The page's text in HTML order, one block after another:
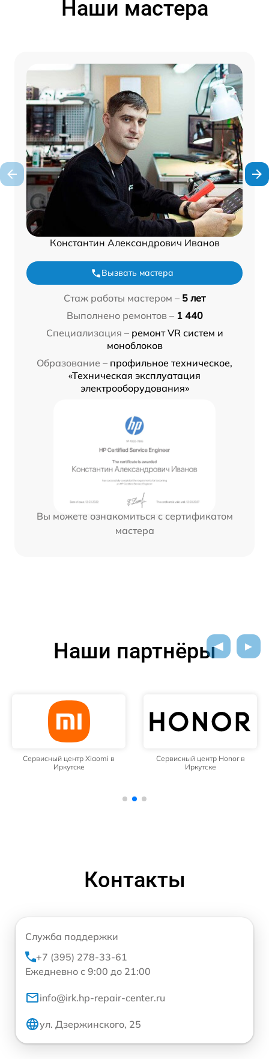
Наши мастера
Константин Александрович Иванов
Вызвать мастера
Стаж работы мастером – 5 лет
Выполнено ремонтов – 1 440
Специализация – ремонт VR систем и
моноблоков
Образование – профильное техническое,
«Техническая эксплуатация
электрооборудования»
Вы можете ознакомиться с сертификатом
мастера
Наши партнёры
Сервисный центр Xiaomi в
Иркутске
Сервисный центр Honor в
Иркутске
Контакты
Служба поддержки
+7 (395) 278-33-61
Ежедневно с 9:00 до 21:00
info@irk.hp-repair-center.ru
ул. Дзержинского, 25